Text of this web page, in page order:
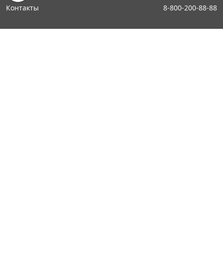
Контакты 8-800-200-88-88